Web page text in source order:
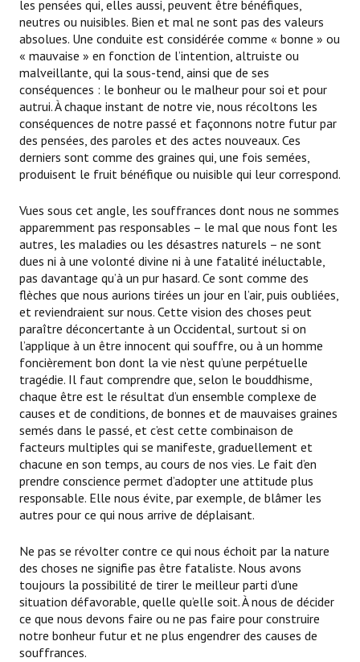
les pensées qui, elles aussi, peuvent être bénéfiques,
neutres ou nuisibles. Bien et mal ne sont pas des valeurs
absolues. Une conduite est considérée comme « bonne » ou
« mauvaise » en fonction de l’intention, altruiste ou
malveillante, qui la sous-tend, ainsi que de ses
conséquences : le bonheur ou le malheur pour soi et pour
autrui. À chaque instant de notre vie, nous récoltons les
conséquences de notre passé et façonnons notre futur par
des pensées, des paroles et des actes nouveaux. Ces
derniers sont comme des graines qui, une fois semées,
produisent le fruit bénéfique ou nuisible qui leur correspond.
Vues sous cet angle, les souffrances dont nous ne sommes
apparemment pas responsables – le mal que nous font les
autres, les maladies ou les désastres naturels – ne sont
dues ni à une volonté divine ni à une fatalité inéluctable,
pas davantage qu’à un pur hasard. Ce sont comme des
flèches que nous aurions tirées un jour en l’air, puis oubliées,
et reviendraient sur nous. Cette vision des choses peut
paraître déconcertante à un Occidental, surtout si on
l’applique à un être innocent qui souffre, ou à un homme
foncièrement bon dont la vie n’est qu’une perpétuelle
tragédie. Il faut comprendre que, selon le bouddhisme,
chaque être est le résultat d’un ensemble complexe de
causes et de conditions, de bonnes et de mauvaises graines
semés dans le passé, et c’est cette combinaison de
facteurs multiples qui se manifeste, graduellement et
chacune en son temps, au cours de nos vies. Le fait d’en
prendre conscience permet d’adopter une attitude plus
responsable. Elle nous évite, par exemple, de blâmer les
autres pour ce qui nous arrive de déplaisant.
Ne pas se révolter contre ce qui nous échoit par la nature
des choses ne signifie pas être fataliste. Nous avons
toujours la possibilité de tirer le meilleur parti d’une
situation défavorable, quelle qu’elle soit. À nous de décider
ce que nous devons faire ou ne pas faire pour construire
notre bonheur futur et ne plus engendrer des causes de
souffrances.